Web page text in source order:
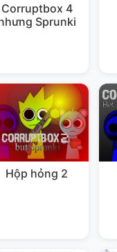
Corruptbox 4
Sprunki
Hộp hỏng 2